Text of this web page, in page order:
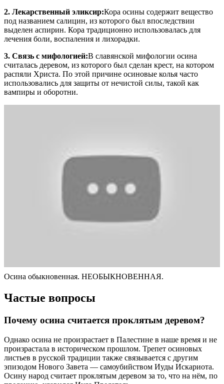
2. Лекарственный эликсир:Кора осины содержит вещество
под названием салицин, из которого был впоследствии
выделен аспирин. Кора традиционно использовалась для
лечения боли, воспаления и лихорадки.
3. Связь с мифологией:В славянской мифологии осина
считалась деревом, из которого был сделан крест, на котором
распяли Христа. По этой причине осиновые колья часто
использовались для защиты от нечистой силы, такой как
вампиры и оборотни.
Осина обыкновенная. НЕОБЫКНОВЕННАЯ.
Частые вопросы
Почему осина считается проклятым деревом?
Однако осина не произрастает в Палестине в наше время и не
произрастала в историческом прошлом. Трепет осиновых
листьев в русской традиции также связывается с другим
эпизодом Нового Завета — самоубийством Иуды Искариота.
Осину народ считает проклятым деревом за то, что на нём, по